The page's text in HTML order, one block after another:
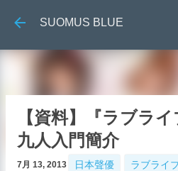
SUOMUS BLUE
【資料】『ラブラ
九人入門簡介
7月 13, 2013 日本聲優 ラブライ